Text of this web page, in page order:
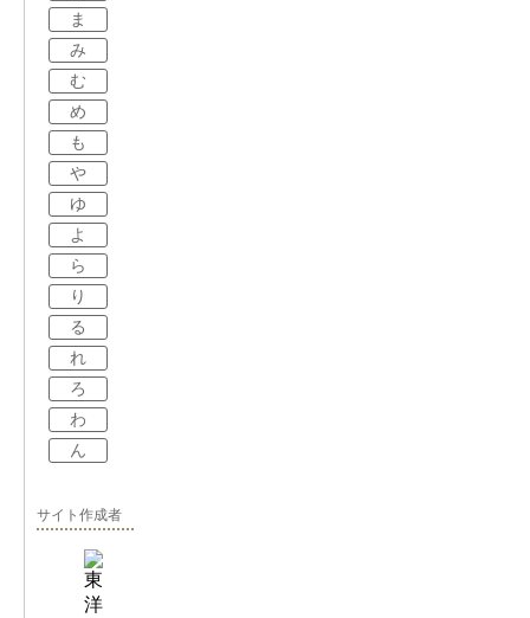
ま
み
む
め
も
や
ゆ
よ
ら
り
る
れ
ろ
わ
ん
サイト作成者